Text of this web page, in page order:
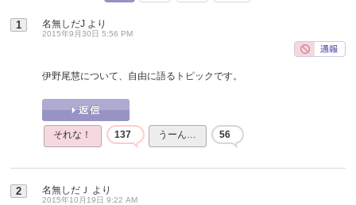
1 名無しだJ より
2015年9月30日 5:56 PM
伊野尾慧について、自由に語るトピックです。
それな！ 137 うーん… 56
2 名無しだＪ より
2015年10月19日 9:22 AM